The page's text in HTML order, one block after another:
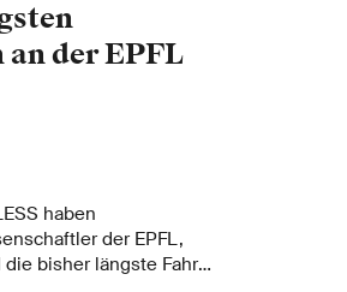
der EPFL
haben
der EPFL,
die bisher längste Fahrt